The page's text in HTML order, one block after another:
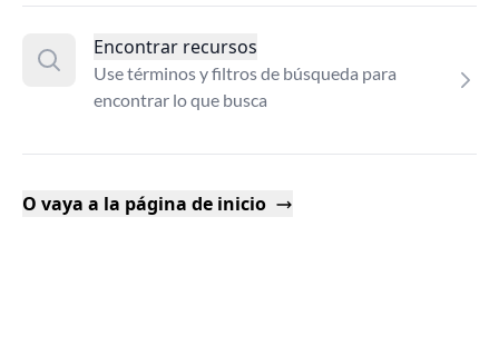
Encontrar recursos
Use términos y filtros de búsqueda para
encontrar lo que busca
O vaya a la página de inicio